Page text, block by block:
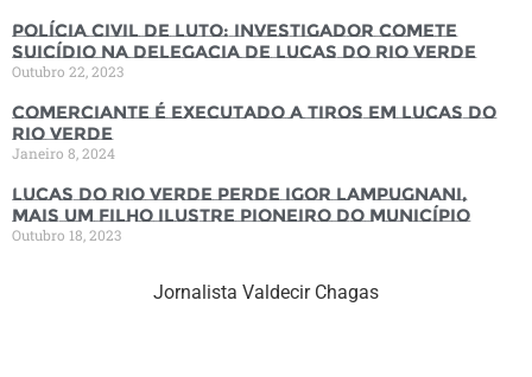
Polícia Civil de luto: Investigador comete
suicídio na Delegacia de Lucas do Rio Verde
Outubro 22, 2023
Comerciante é executado a tiros em Lucas do
Rio Verde
Janeiro 8, 2024
Lucas do Rio Verde perde Igor Lampugnani,
mais um filho ilustre pioneiro do município
Outubro 18, 2023
Jornalista Valdecir Chagas